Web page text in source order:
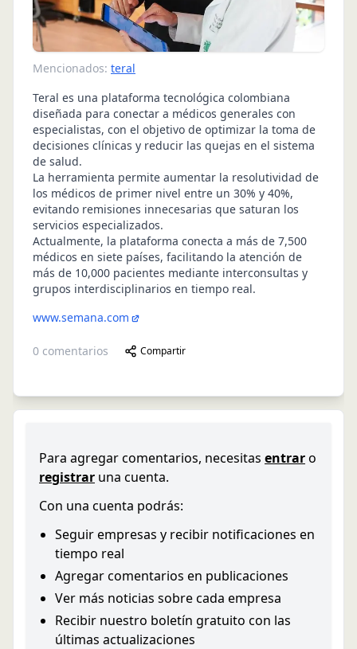
Mencionados: teral
Teral es una plataforma tecnológica colombiana
diseñada para conectar a médicos generales con
especialistas, con el objetivo de optimizar la toma de
decisiones clínicas y reducir las quejas en el sistema
de salud.
La herramienta permite aumentar la resolutividad de
los médicos de primer nivel entre un 30% y 40%,
evitando remisiones innecesarias que saturan los
servicios especializados.
Actualmente, la plataforma conecta a más de 7,500
médicos en siete países, facilitando la atención de
más de 10,000 pacientes mediante interconsultas y
grupos interdisciplinarios en tiempo real.
www.semana.com
0 comentarios Compartir
Para agregar comentarios, necesitas entraro
registrar una cuenta.
Con una cuenta podrás:
Seguir empresas y recibir notificaciones en
tiempo real
Agregar comentarios en publicaciones
Ver más noticias sobre cada empresa
Recibir nuestro boletín gratuito con las
últimas actualizaciones